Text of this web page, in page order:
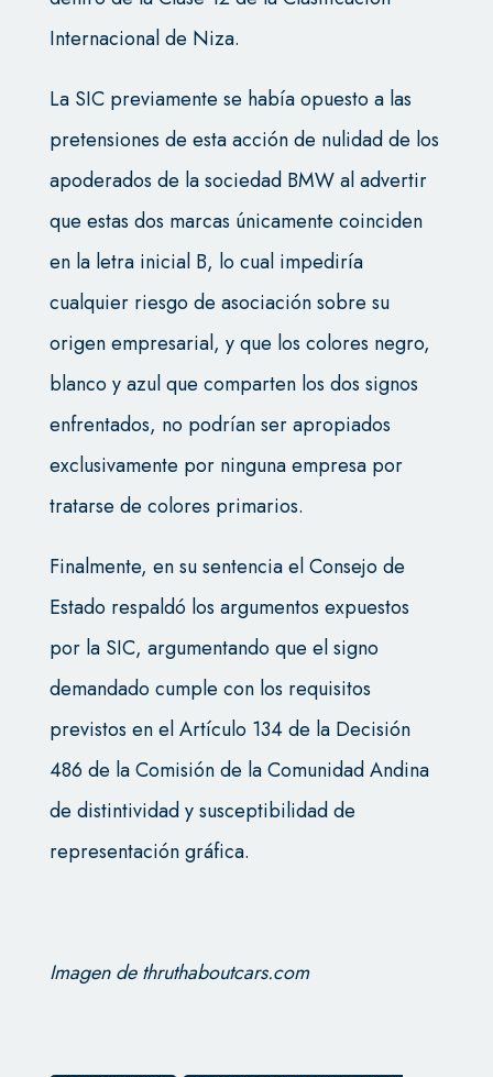
Internacional de Niza.
La SIC previamente se había opuesto a las
pretensiones de esta acción de nulidad de los
apoderados de la sociedad BMW al advertir
que estas dos marcas únicamente coinciden
en la letra inicial B, lo cual impediría
cualquier riesgo de asociación sobre su
origen empresarial, y que los colores negro,
blanco y azul que comparten los dos signos
enfrentados, no podrían ser apropiados
exclusivamente por ninguna empresa por
tratarse de colores primarios.
Finalmente, en su sentencia el Consejo de
Estado respaldó los argumentos expuestos
por la SIC, argumentando que el signo
demandado cumple con los requisitos
previstos en el Artículo 134 de la Decisión
486 de la Comisión de la Comunidad Andina
de distintividad y susceptibilidad de
representación gráfica.
Imagen de thruthaboutcars.com